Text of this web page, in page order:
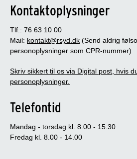
Kontaktoplysninger
Tlf.: 76 63 10 00
Mail: kontakt@rsyd.dk (Send aldrig
personoplysninger som CPR-nummer)
Skriv sikkert til os via Digital post, hvis
personoplysninger.
Telefontid
Mandag - torsdag kl. 8.00 - 15.30
Fredag kl. 8.00 - 14.00